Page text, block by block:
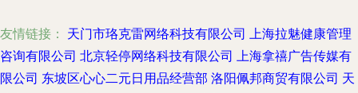
友情链接： 天门市珞克雷网络科技有限公司 上海拉魅健康管理
咨询有限公司 北京轻停网络科技有限公司 上海拿禧广告传媒有
限公司 东坡区心心二元日用品经营部 洛阳佩邦商贸有限公司 天